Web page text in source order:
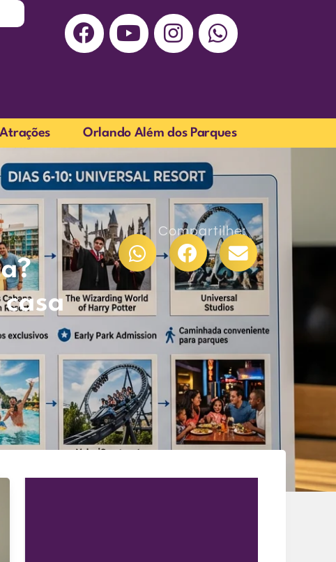
Orlando Além dos Parques
Compartilhe: